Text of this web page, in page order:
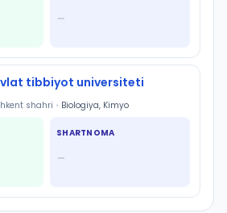
—
tibbiyot universiteti
shahri • Biologiya, Kimyo
SHARTNOMA
—